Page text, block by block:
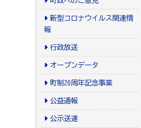
新型コロナウイルス関連情
報
行政放送
オープンデータ
町制20周年記念事業
公益通報
公示送達